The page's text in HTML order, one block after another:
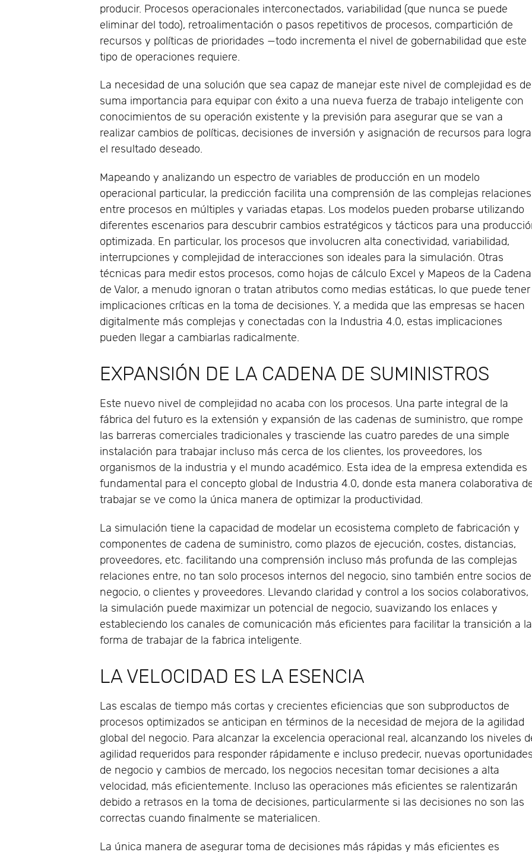
producir. Procesos operacionales interconectados, variabilidad (que nunca se puede
eliminar del todo), retroalimentación o pasos repetitivos de procesos, compartición de
recursos y políticas de prioridades —todo incrementa el nivel de gobernabilidad que este
tipo de operaciones requiere.
La necesidad de una solución que sea capaz de manejar este nivel de complejidad es de
suma importancia para equipar con éxito a una nueva fuerza de trabajo inteligente con
conocimientos de su operación existente y la previsión para asegurar que se van a
realizar cambios de políticas, decisiones de inversión y asignación de recursos para
el resultado deseado.
Mapeando y analizando un espectro de variables de producción en un modelo
operacional particular, la predicción facilita una comprensión de las complejas relaciones
entre procesos en múltiples y variadas etapas. Los modelos pueden probarse utilizando
diferentes escenarios para descubrir cambios estratégicos y tácticos para una
optimizada. En particular, los procesos que involucren alta conectividad, variabilidad,
interrupciones y complejidad de interacciones son ideales para la simulación. Otras
técnicas para medir estos procesos, como hojas de cálculo Excel y Mapeos de la Cadena
de Valor, a menudo ignoran o tratan atributos como medias estáticas, lo que puede tener
implicaciones críticas en la toma de decisiones. Y, a medida que las empresas se hacen
digitalmente más complejas y conectadas con la Industria 4.0, estas implicaciones
pueden llegar a cambiarlas radicalmente.
EXPANSIÓN DE LA CADENA DE SUMINISTROS
Este nuevo nivel de complejidad no acaba con los procesos. Una parte integral de la
fábrica del futuro es la extensión y expansión de las cadenas de suministro, que rompe
las barreras comerciales tradicionales y trasciende las cuatro paredes de una simple
instalación para trabajar incluso más cerca de los clientes, los proveedores, los
organismos de la industria y el mundo académico. Esta idea de la empresa extendida es
fundamental para el concepto global de Industria 4.0, donde esta manera colaborativa
trabajar se ve como la única manera de optimizar la productividad.
La simulación tiene la capacidad de modelar un ecosistema completo de fabricación y
componentes de cadena de suministro, como plazos de ejecución, costes, distancias,
proveedores, etc. facilitando una comprensión incluso más profunda de las complejas
relaciones entre, no tan solo procesos internos del negocio, sino también entre socios
negocio, o clientes y proveedores. Llevando claridad y control a los socios colaborativos,
la simulación puede maximizar un potencial de negocio, suavizando los enlaces y
estableciendo los canales de comunicación más eficientes para facilitar la transición a la
forma de trabajar de la fabrica inteligente.
LA VELOCIDAD ES LA ESENCIA
Las escalas de tiempo más cortas y crecientes eficiencias que son subproductos de
procesos optimizados se anticipan en términos de la necesidad de mejora de la agilidad
global del negocio. Para alcanzar la excelencia operacional real, alcanzando los niveles
agilidad requeridos para responder rápidamente e incluso predecir, nuevas
de negocio y cambios de mercado, los negocios necesitan tomar decisiones a alta
velocidad, más eficientemente. Incluso las operaciones más eficientes se ralentizarán
debido a retrasos en la toma de decisiones, particularmente si las decisiones no son las
correctas cuando finalmente se materialicen.
La única manera de asegurar toma de decisiones más rápidas y más eficientes es